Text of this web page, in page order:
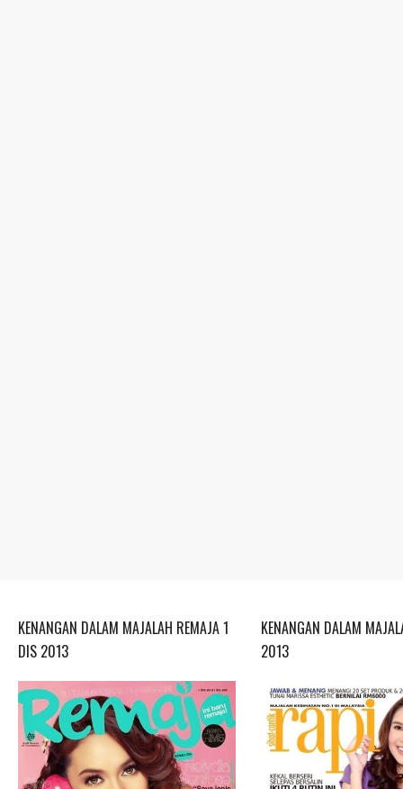
KENANGAN DALAM MAJALAH REMAJA 1
DIS 2013
KENANGAN DALAM
2013